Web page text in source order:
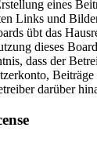
eines
Links und
übt das
dieses
dass der
darüber